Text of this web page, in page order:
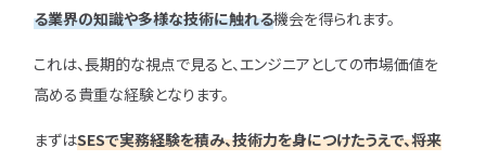
る業界の知識や多様な技術に触れる機会を得られます。
これは、長期的な視点で見ると、エンジニアとしての市場価値を
高める貴重な経験となります。
まずはSESで実務経験を積み、技術力を身につけたうえで、将来